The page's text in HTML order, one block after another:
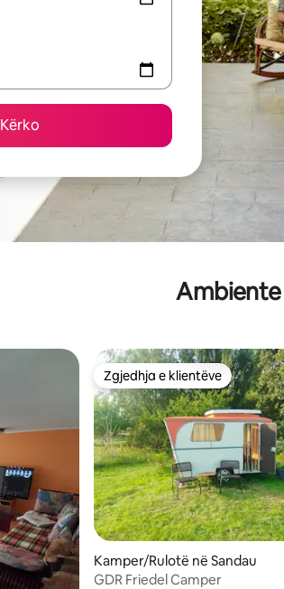
Kërko
Ambiente
Zgjedhja e klientëve
Zgjedhja e klientëve
Kamper/Rulotë në Sandau
GDR Friedel Camper